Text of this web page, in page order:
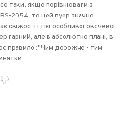
таки, якщо порівнювати з
2054, то цей пуер значно
свіжості і тієї особливої овочевої
гарний, але в абсолютно плані, в
правило :"Чим дорожче - тим